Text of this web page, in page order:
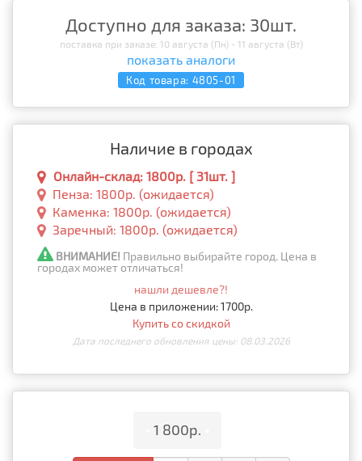
Доступно для заказа: 30шт.
поставка при заказе: 10 августа (Пн) - 11 августа (Вт)
показать аналоги
Код товара: 4805-01
Наличие в городах
Онлайн-склад: 1800р. [ 31шт. ]
Пенза: 1800р. (ожидается)
Каменка: 1800р. (ожидается)
Заречный: 1800р. (ожидается)
ВНИМАНИЕ! Правильно выбирайте город. Цена в
городах может отличаться!
нашли дешевле?!
Цена в приложении: 1700р.
Купить со скидкой
Дата последнего обновления цены: 08.03.2026
1 800р.